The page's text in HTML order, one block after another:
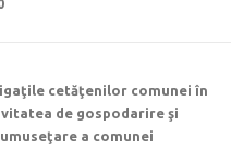
cetăţenilor comunei în
de gospodarire şi
a comunei